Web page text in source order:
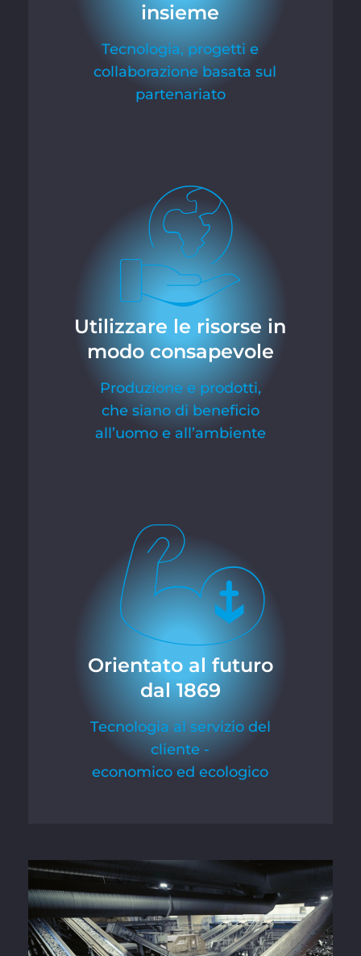
insieme
Tecnologia, progetti e
collaborazione basata sul
partenariato
Utilizzare le risorse in
modo consapevole
Produzione e prodotti,
che siano di beneficio
all’uomo e all’ambiente
Orientato al futuro
dal 1869
Tecnologia al servizio del
cliente -
economico ed ecologico